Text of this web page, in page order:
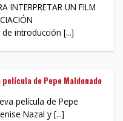
INTERPRETAR UN FILM
de introducción [...]
película de Pepe Maldonado
película de Pepe
Nazal y [...]